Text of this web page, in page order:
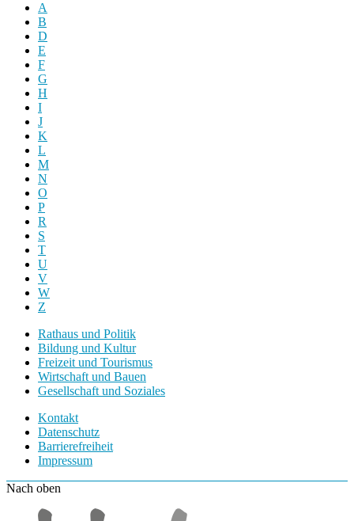
A
B
D
E
F
G
H
I
J
K
L
M
N
O
P
R
S
T
U
V
W
Z
Rathaus und Politik
Bildung und Kultur
Freizeit und Tourismus
Wirtschaft und Bauen
Gesellschaft und Soziales
Kontakt
Datenschutz
Barrierefreiheit
Impressum
Nach oben